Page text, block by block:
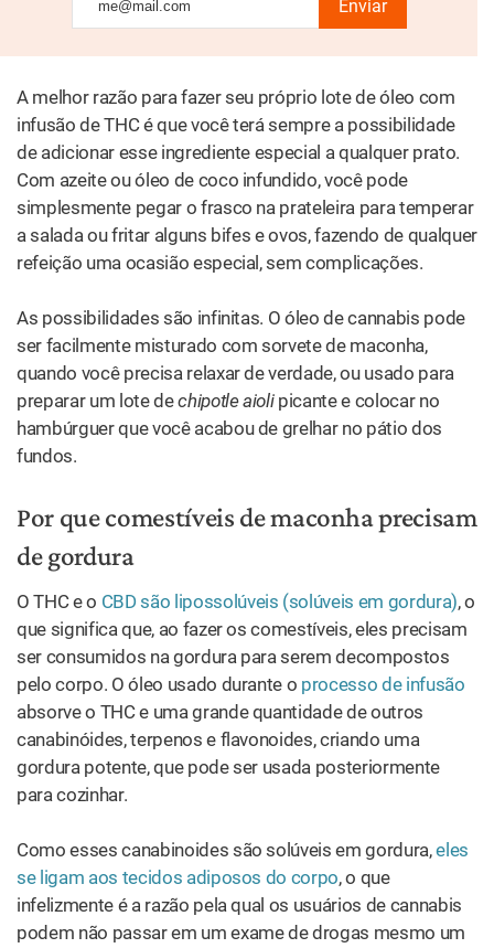
Enviar
A melhor razão para fazer seu próprio lote de óleo com
infusão de THC é que você terá sempre a possibilidade
de adicionar esse ingrediente especial a qualquer prato.
Com azeite ou óleo de coco infundido, você pode
simplesmente pegar o frasco na prateleira para temperar
a salada ou fritar alguns bifes e ovos, fazendo de qualquer
refeição uma ocasião especial, sem complicações.
As possibilidades são infinitas. O óleo de cannabis pode
ser facilmente misturado com sorvete de maconha,
quando você precisa relaxar de verdade, ou usado para
preparar um lote dechipotle aiolipicante e colocar no
hambúrguer que você acabou de grelhar no pátio dos
fundos.
Por que comestíveis de maconha precisam
de gordura
O THC e o CBDsão lipossolúveis (solúveis em gordura), o
que significa que, ao fazer os comestíveis, eles precisam
ser consumidos na gordura para serem decompostos
pelo corpo. O óleo usado durante o processo de infusão
absorve o THC e uma grande quantidade de outros
canabinóides, terpenos e flavonoides, criando uma
gordura potente, que pode ser usada posteriormente
para cozinhar.
Como esses canabinoides são solúveis em gordura,eles
se ligam aos tecidos adiposos do corpo, o que
infelizmente é a razão pela qual os usuários de cannabis
podem não passar em um exame de drogas mesmo um